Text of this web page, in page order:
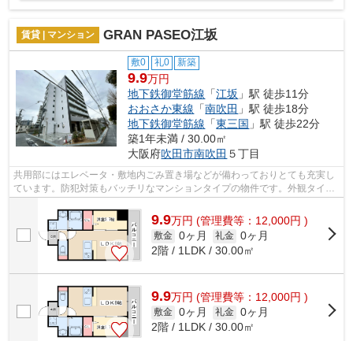
賃貸 | マンション GRAN PASEO江坂
敷0 礼0 新築
9.9万円
地下鉄御堂筋線 「江坂 」駅 徒歩11分
おおさか東線 「南吹田 」駅 徒歩18分
地下鉄御堂筋線 「東三国 」駅 徒歩22分
築1年未満 / 30.00㎡
大阪府吹田市南吹田 ５丁目
共用部にはエレベータ・敷地内ごみ置き場などが備わっておりとても充実し
ています。防犯対策もバッチリなマンションタイプの物件です。外観タイル
張りの物件は、素敵でオシャレです。2...
9.9万円 (管理費等：12,000円 )
敷金 0ヶ月 礼金 0ヶ月
2階 / 1LDK / 30.00㎡
9.9万円 (管理費等：12,000円 )
敷金 0ヶ月 礼金 0ヶ月
2階 / 1LDK / 30.00㎡